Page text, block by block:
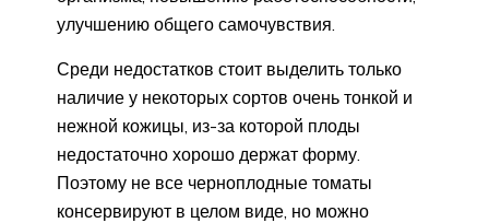
улучшению общего самочувствия.
Среди недостатков стоит выделить только
наличие у некоторых сортов очень тонкой и
нежной кожицы, из-за которой плоды
недостаточно хорошо держат форму.
Поэтому не все черноплодные томаты
консервируют в целом виде, но можно